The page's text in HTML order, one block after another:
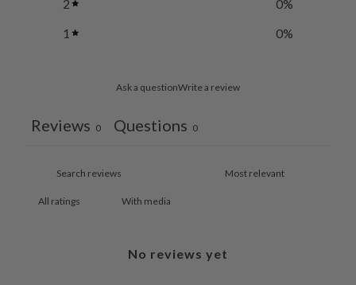
2
0%
1
0%
Ask a questionWrite a review
Reviews 0 Questions 0
With media
No reviews yet